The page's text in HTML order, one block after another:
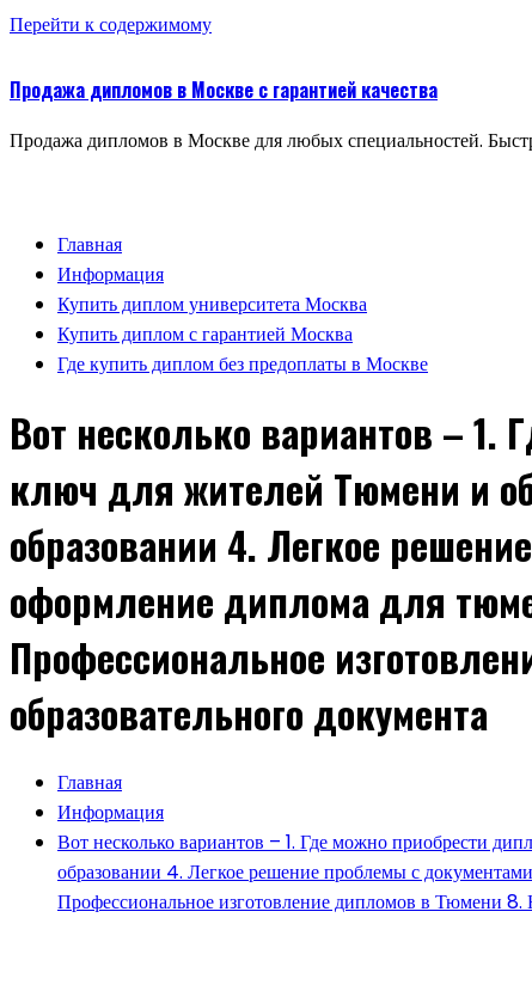
Перейти к содержимому
Продажа дипломов в Москве с гарантией качества
Продажа дипломов в Москве для любых специальностей.
Главная
Информация
Купить диплом университета Москва
Купить диплом с гарантией Москва
Где купить диплом без предоплаты в Москве
Вот несколько вариантов –
ключ для жителей Тюмени и
образовании 4. Легкое
оформление диплома для
Профессиональное
образовательного документа
Главная
Информация
Вот несколько вариантов – 1. Где можно приобрести
образовании 4. Легкое решение проблемы с
Профессиональное изготовление дипломов в Тюмени 8.